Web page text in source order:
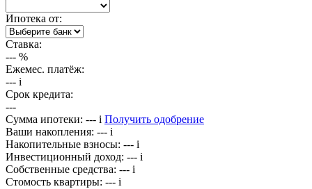
Ипотека от:
Ставка:
--- %
Ежемес. платёж:
--- i
Срок кредита:
---
Сумма ипотеки: --- i Получить одобрение
Ваши накопления: --- i
Накопительные взносы: --- i
Инвестиционный доход: --- i
Собственные средства: --- i
Стомость квартиры: --- i